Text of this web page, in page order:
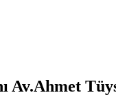
Av.Ahmet